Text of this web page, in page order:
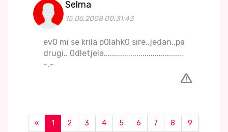
Selma
15.05.2008 00:31:43
ev0 mi se krila p0lahk0 sire..jedan..pa
drugi.. 0dletjela.......................................
~.~
« 1 2 3 4 5 6 7 8
9